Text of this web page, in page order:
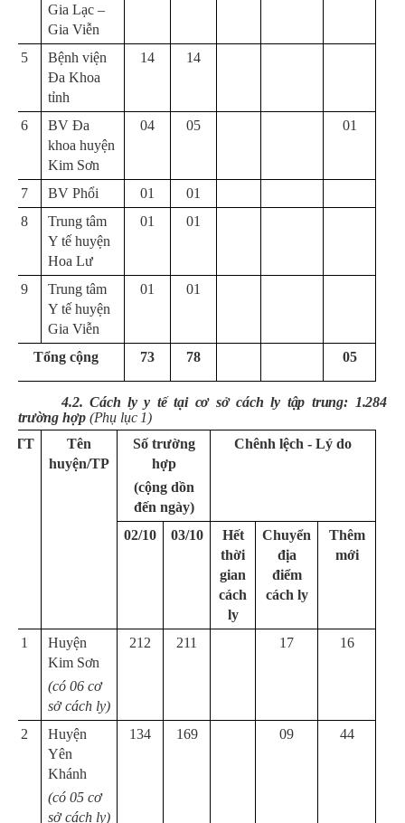
Gia Lạc –
Gia Viễn
5
Bệnh viện
Đa Khoa
tỉnh
14 14
6
BV Đa
khoa huyện
Kim Sơn
04 05 01
7 BV Phổi 01
01
8
Trung tâm
Y tế huyện
Hoa Lư
01 01
9
Trung tâm
Y tế huyện
Gia Viễn
01 01
Tổng cộng 73 78 05
4.2. Cách ly y tế tại cơ sở cách ly tập trung: 1.284
trường hợp (Phụ lục 1)
TT
Tên
huyện/TP
Số trường
hợp
(cộng dồn
đến ngày)
Chênh lệch - Lý do
02/10 03/10
Hết
thời
gian
cách
ly
Chuyển
địa
điểm
cách ly
Thêm
mới
1
Huyện
Kim Sơn
(có 06 cơ
sở cách ly)
212 211 17 16
2
Huyện
Yên
Khánh
(có 05 cơ
sở cách ly)
134 169 09 44